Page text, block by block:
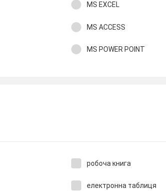
MS EXCEL
MS ACCESS
MS POWER POINT
робоча книга
електронна таблиця